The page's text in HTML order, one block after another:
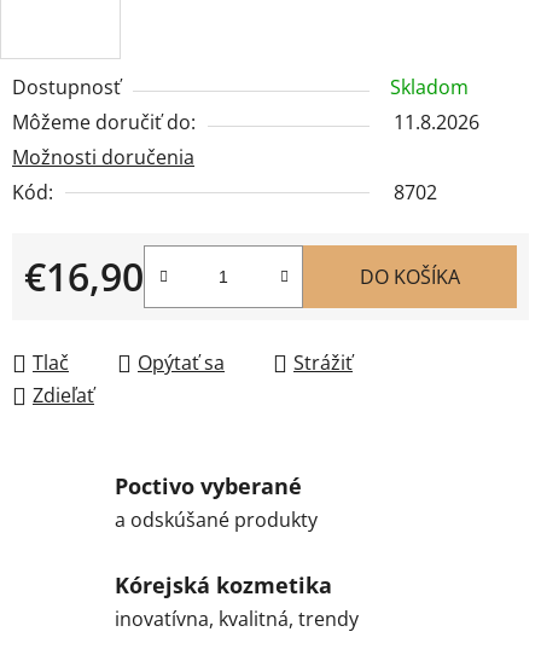
Dostupnosť
Skladom
Môžeme doručiť do:
11.8.2026
Možnosti doručenia
Kód:
8702
€16,90
Jednotková cena:
DO KOŠÍKA
Tlač Opýtať sa
Strážiť
Zdieľať
Poctivo vyberané
a odskúšané produkty
Kórejská kozmetika
inovatívna, kvalitná, trendy